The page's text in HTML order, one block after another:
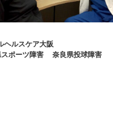
ヘルスケア大阪
ポーツ障害
奈良県投球障害